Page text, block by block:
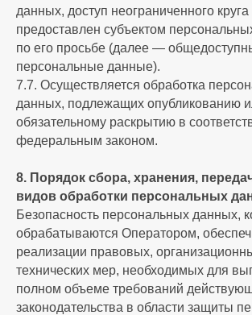
данных, доступ неограниченного
предоставлен субъектом
по его просьбе (далее —
персональные данные).
7.7. Осуществляется обработка
данных, подлежащих опубликованию
обязательному раскрытию в
федеральным законом.
8. Порядок сбора, хранения,
видов обработки персональных
Безопасность персональных данных,
обрабатываются Оператором,
реализации правовых,
технических мер, необходимых для
полном объеме требований
законодательства в области защиты